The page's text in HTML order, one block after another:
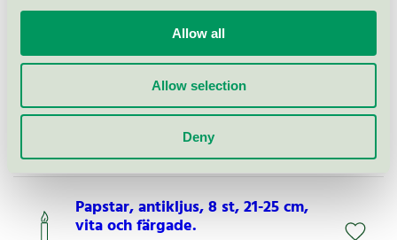
Allow all
Allow selection
Deny
25 cm, vita och färgade.
Svanen / Delsbo Candle / Kronljus och antikljus
Delsbo Candle, kronljus, 8 st, 19-
35 cm, vita och färgade.
Svanen / Delsbo Candle / Kronljus och antikljus
Papstar, antikljus, 8 st, 21-25 cm,
vita och färgade.